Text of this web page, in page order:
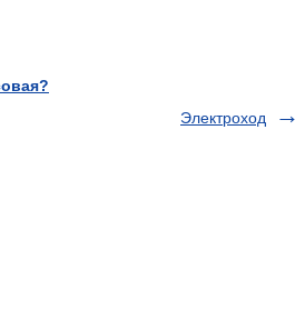
Электроход